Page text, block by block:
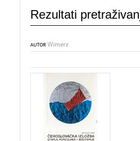
Rezultati
AUTOR Wimerz